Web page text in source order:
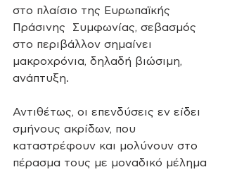
στο πλαίσιο της Ευρωπαϊκής
Πράσινης  Συμφωνίας, σεβασμός
στο περιβάλλον σημαίνει
μακροχρόνια, δηλαδή βιώσιμη,
ανάπτυξη.
Αντιθέτως, οι επενδύσεις εν είδει
σμήνους ακρίδων, που
καταστρέφουν και μολύνουν στο
πέρασμα τους με μοναδικό μέλημα